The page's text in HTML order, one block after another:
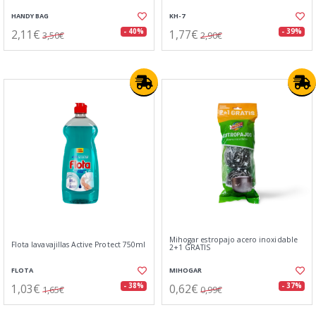
HANDY BAG
2,11€ 3,50€ - 40%
KH-7
1,77€ 2,90€ - 39%
Flota lavavajillas Active Protect 750ml
FLOTA
1,03€ 1,65€ - 38%
Mihogar estropajo acero inoxidable
2+1 GRATIS
MIHOGAR
0,62€ 0,99€ - 37%